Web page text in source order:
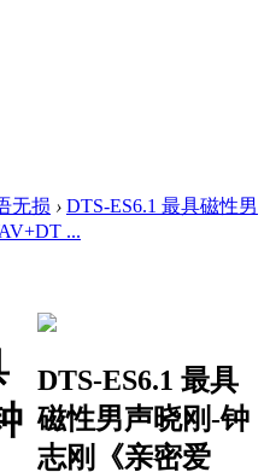
无损 › DTS-ES6.1 最具磁性男
...
DTS-ES6.1 最具
磁性男声晓刚-钟
志刚《亲密爱